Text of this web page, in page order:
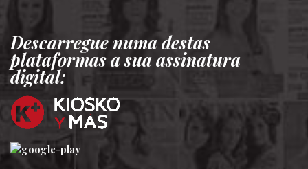
Descarregue numa destas
plataformas a sua assinatura
digital: